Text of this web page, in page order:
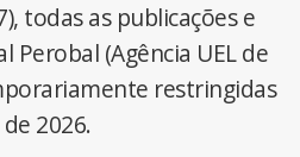
todas as publicações e
Perobal (Agência UEL de
restringidas
2026.